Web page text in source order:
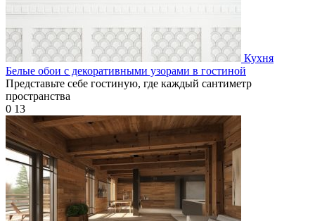
Кухня
Белые обои с декоративными узорами в гостиной
Представьте себе гостиную, где каждый сантиметр
пространства
0 13